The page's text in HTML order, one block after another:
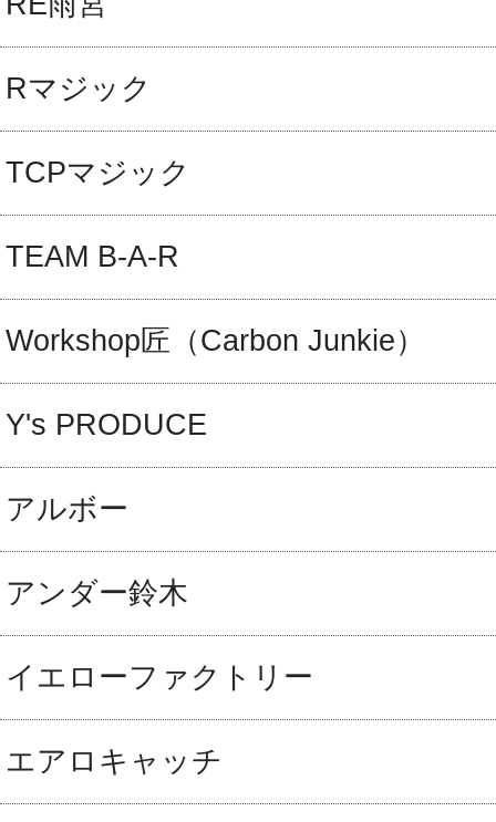
Rマジック
TCPマジック
TEAM B-A-R
Workshop匠（Carbon Junkie）
Y's PRODUCE
アルボー
アンダー鈴木
イエローファクトリー
エアロキャッチ